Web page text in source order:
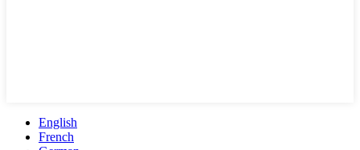
English
French